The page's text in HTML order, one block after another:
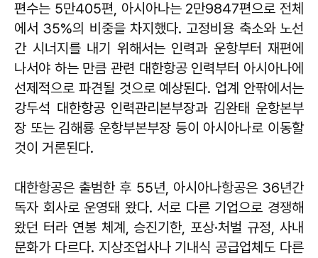
편수는 5만405편, 아시아나는 2만9847편으로 전체
에서 35%의 비중을 차지했다. 고정비용 축소와 노선
간 시너지를 내기 위해서는 인력과 운항부터 재편에
나서야 하는 만큼 관련 대한항공 인력부터 아시아나에
선제적으로 파견될 것으로 예상된다. 업계 안팎에서는
강두석 대한항공 인력관리본부장과 김완태 운항본부
장 또는 김해룡 운항부본부장 등이 아시아나로 이동할
것이 거론된다.
대한항공은 출범한 후 55년, 아시아나항공은 36년간
독자 회사로 운영돼 왔다. 서로 다른 기업으로 경쟁해
왔던 터라 연봉 체계, 승진기한, 포상·처벌 규정, 사내
문화가 다르다. 지상조업사나 기내식 공급업체도 다른